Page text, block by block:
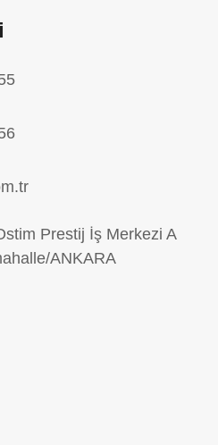
Prestij İş Merkezi A
ANKARA